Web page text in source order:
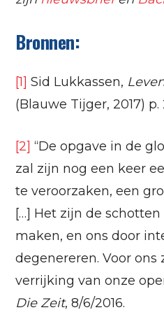
Bronnen:
[1] Sid Lukkassen,
(Blauwe Tijger, 2017) p.
[2] “De opgave in de
zal zijn nog een keer
te veroorzaken, een
[…] Het zijn de
maken, en ons door
degenereren. Voor
verrijking van onze
Die Zeit, 8/6/2016.